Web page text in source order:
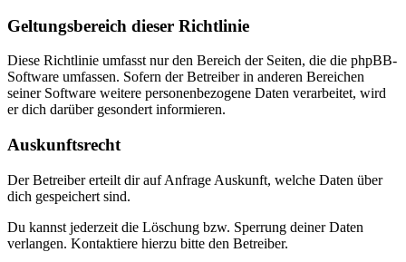
Geltungsbereich dieser Richtlinie
Diese Richtlinie umfasst nur den Bereich der Seiten, die die phpBB-
Software umfassen. Sofern der Betreiber in anderen Bereichen
seiner Software weitere personenbezogene Daten verarbeitet, wird
er dich darüber gesondert informieren.
Auskunftsrecht
Der Betreiber erteilt dir auf Anfrage Auskunft, welche Daten über
dich gespeichert sind.
Du kannst jederzeit die Löschung bzw. Sperrung deiner Daten
verlangen. Kontaktiere hierzu bitte den Betreiber.